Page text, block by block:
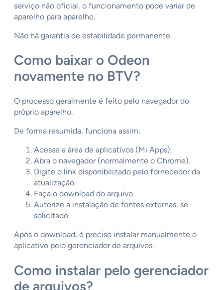
serviço não oficial, o funcionamento pode variar de
aparelho para aparelho.
Não há garantia de estabilidade permanente.
Como baixar o Odeon
novamente no BTV?
O processo geralmente é feito pelo navegador do
próprio aparelho.
De forma resumida, funciona assim:
Acesse a área de aplicativos (Mi Apps).
Abra o navegador (normalmente o Chrome).
Digite o link disponibilizado pelo fornecedor da
atualização.
Faça o download do arquivo.
Autorize a instalação de fontes externas, se
solicitado.
Após o download, é preciso instalar manualmente o
aplicativo pelo gerenciador de arquivos.
Como instalar pelo gerenciador
de arquivos?